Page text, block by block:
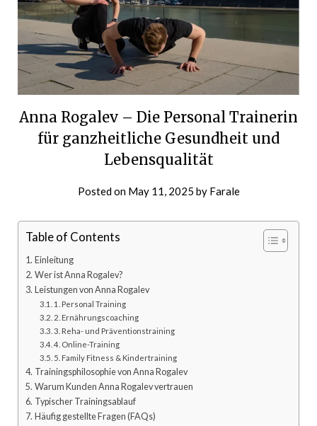
Anna Rogalev – Die Personal Trainerin
für ganzheitliche Gesundheit und
Lebensqualität
Posted on May 11, 2025 by Farale
Table of Contents
Einleitung
Wer ist Anna Rogalev?
Leistungen von Anna Rogalev
1. Personal Training
2. Ernährungscoaching
3. Reha- und Präventionstraining
4. Online-Training
5. Family Fitness & Kindertraining
Trainingsphilosophie von Anna Rogalev
Warum Kunden Anna Rogalev vertrauen
Typischer Trainingsablauf
Häufig gestellte Fragen (FAQs)